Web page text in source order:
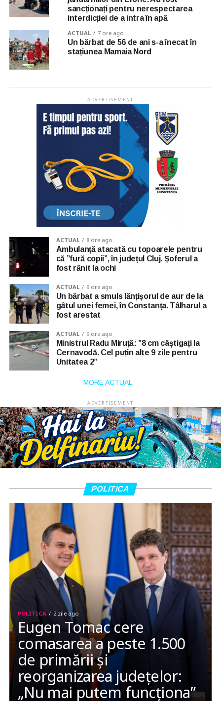
sancționați pentru nerespectarea
interdicției de a intra în apă
ACTUAL 7 ore ago
Un bărbat de 56 de ani s-a înecat în
stațiunea Mamaia Nord
ADVERTISEMENT
ACTUAL 8 ore ago
Ambulanță atacată cu topoarele pentru
că ”fură copii”, în județul Cluj. Șoferul a
fost rănit la ochi
ACTUAL 9 ore ago
Un bărbat a smuls lănțișorul de aur de la
gâtul unei femei, în Constanța. Tâlharul a
fost arestat
ACTUAL 9 ore ago
Ministrul Radu Miruță: ”8 cm câștigați la
Cernavodă. Cel puțin alte 9 zile pentru
Unitatea 2”
MORE ACTUAL
ADVERTISEMENT
POLITICA
POLITICA 2 zile ago
Eugen Tomac cere
comasarea a peste 1.500
de primării și
reorganizarea județelor:
„Nu mai putem funcționa”